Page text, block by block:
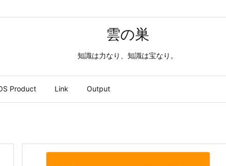
雲の巣
知識は力なり、知識は宝なり。
Product Link Output